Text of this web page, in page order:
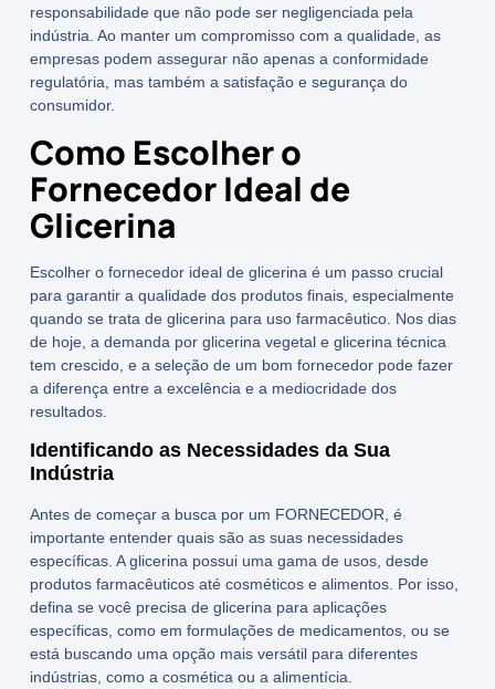
responsabilidade que não pode ser negligenciada pela
indústria. Ao manter um compromisso com a qualidade, as
empresas podem assegurar não apenas a conformidade
regulatória, mas também a satisfação e segurança do
consumidor.
Como Escolher o
Fornecedor Ideal de
Glicerina
Escolher o fornecedor ideal de glicerina é um passo crucial
para garantir a qualidade dos produtos finais, especialmente
quando se trata de glicerina para uso farmacêutico. Nos dias
de hoje, a demanda por glicerina vegetal e glicerina técnica
tem crescido, e a seleção de um bom fornecedor pode fazer
a diferença entre a excelência e a mediocridade dos
resultados.
Identificando as Necessidades da Sua
Indústria
Antes de começar a busca por um FORNECEDOR , é
importante entender quais são as suas necessidades
específicas. A glicerina possui uma gama de usos, desde
produtos farmacêuticos até cosméticos e alimentos. Por isso,
defina se você precisa de glicerina para aplicações
específicas, como em formulações de medicamentos, ou se
está buscando uma opção mais versátil para diferentes
indústrias, como a cosmética ou a alimentícia.